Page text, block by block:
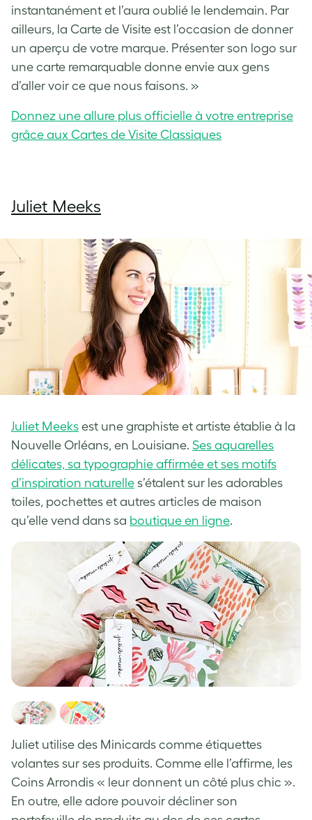
instantanément et l’aura oublié le lendemain. Par
ailleurs, la Carte de Visite est l’occasion de donner
un aperçu de votre marque. Présenter son logo sur
une carte remarquable donne envie aux gens
d’aller voir ce que nous faisons. »
Donnez une allure plus officielle à votre entreprise
grâce aux Cartes de Visite Classiques
Juliet Meeks
Juliet Meeks est une graphiste et artiste établie à la
Nouvelle Orléans, en Louisiane. Ses aquarelles
délicates, sa typographie affirmée et ses motifs
d’inspiration naturelle s’étalent sur les adorables
toiles, pochettes et autres articles de maison
qu’elle vend dans sa boutique en ligne.
Juliet utilise des Minicards comme étiquettes
volantes sur ses produits. Comme elle l’affirme, les
Coins Arrondis « leur donnent un côté plus chic ».
En outre, elle adore pouvoir décliner son